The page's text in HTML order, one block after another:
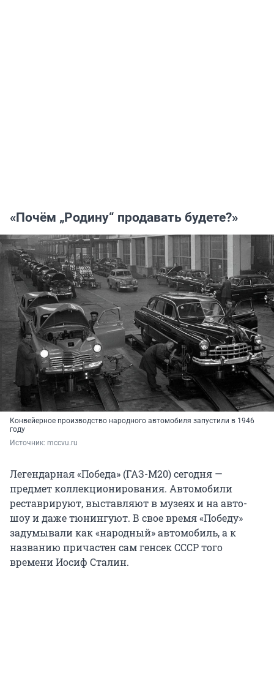
«Почём „Родину“ продавать будете?»
Конвейерное производство народного автомобиля запустили в 1946
году
Источник: mccvu.ru
Легендарная «Победа» (ГАЗ-М20) сегодня —
предмет коллекционирования. Автомобили
реставрируют, выставляют в музеях и на авто-
шоу и даже тюнингуют. В свое время «Победу»
задумывали как «народный» автомобиль, а к
названию причастен сам генсек СССР того
времени Иосиф Сталин.